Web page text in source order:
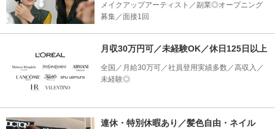
メイクアップアーティスト／副業◎オープニング
募集／面接1回
月収30万円可／未経験OK／休日125日以上
全国／月給30万可／社員登用実績多数／高収入／
未経験◎
連休・特別休暇あり／髪色自由・ネイル